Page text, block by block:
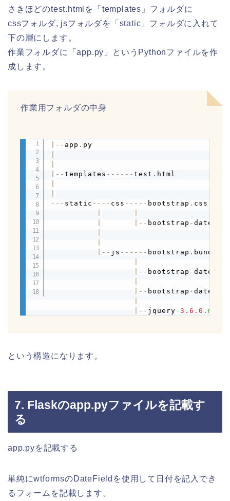
さきほどのtest.htmlを「templates」フォルダに
cssフォルダ, jsフォルダを「static」フォルダに入れて
下の層にします。
作業フォルダに「app.py」というPythonファイルを作
成します。
作業用フォルダの中身
- - app .
- -templates - - - - - -test .
- - - static - - - - css - - - - - bootstrap . css
- - bootstrap -
- - js - - - - - - bootstrap . bundle
- - bootstrap -
- - bootstrap -
- - jquery -3.6 .0 .min
という構造になります。
7. Flaskのapp.pyファイルを記載す
る
app.pyを記載する
単純にwtformsのDateFieldを使用して日付を記入でき
るフォームを記載します。